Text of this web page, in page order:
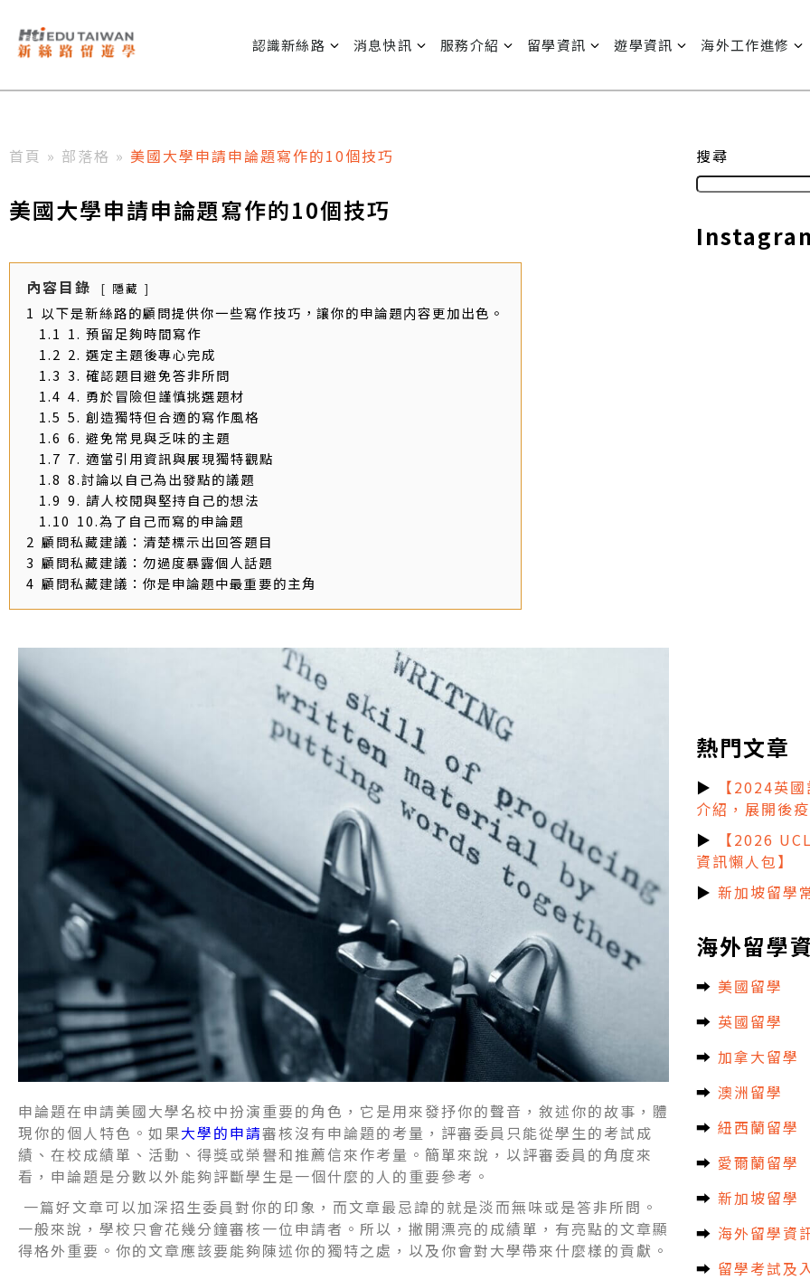
認識新絲路 消息快訊 服務介紹 留學資訊 遊學資訊 海外工作進修
首頁 » 部落格 » 美國大學申請申論題寫作的10個技巧
美國大學申請申論題寫作的10個技巧
內容目錄 隱藏
1 以下是新絲路的顧問提供你一些寫作技巧，讓你的申論題内容更加出色。
1.1 1. 預留足夠時間寫作
1.2 2. 選定主題後專心完成
1.3 3. 確認題目避免答非所問
1.4 4. 勇於冒險但謹慎挑選題材
1.5 5. 創造獨特但合適的寫作風格
1.6 6. 避免常見與乏味的主題
1.7 7. 適當引用資訊與展現獨特觀點
1.8 8.討論以自己為出發點的議題
1.9 9. 請人校閱與堅持自己的想法
1.10 10.為了自己而寫的申論題
2 顧問私藏建議：清楚標示出回答題目
3 顧問私藏建議：勿過度暴露個人話題
4 顧問私藏建議：你是申論題中最重要的主角
申論題在申請美國大學名校中扮演重要的角色，它是用來發抒你的聲音，敘述你的故事，體
現你的個人特色。如果大學的申請審核沒有申論題的考量，評審委員只能從學生的考試成
績、在校成績單、活動、得獎或榮譽和推薦信來作考量。簡單來說，以評審委員的角度來
看，申論題是分數以外能夠評斷學生是一個什麼的人的重要參考。
一篇好文章可以加深招生委員對你的印象，而文章最忌諱的就是淡而無味或是答非所問。
一般來說，學校只會花幾分鐘審核一位申請者。所以，撇開漂亮的成績單，有亮點的文章顯
得格外重要。你的文章應該要能夠陳述你的獨特之處，以及你會對大學帶來什麼樣的貢獻。
搜尋
熱門文章
▶
【2024英
介紹，展開後
▶
【2026
資訊懶人包】
▶ 新加坡留學
海外留學
➡︎ 美國留學
➡︎ 英國留學
➡︎ 加拿大留學
➡︎ 澳洲留學
➡︎ 紐西蘭留學
➡︎ 愛爾蘭留學
➡︎ 新加坡留學
➡︎ 海外留學資
➡︎ 留學考試及